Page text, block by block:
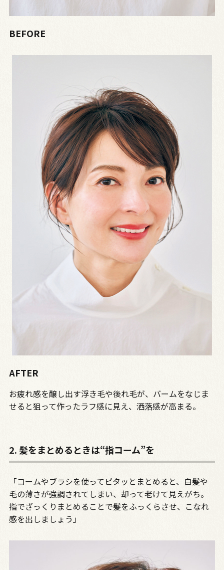
BEFORE
AFTER
お疲れ感を醸し出す浮き毛や後れ毛が、バームをなじま
せると狙って作ったラフ感に見え、洒落感が高まる。
2. 髪をまとめるときは“指コーム”を
「コームやブラシを使ってピタッとまとめると、白髪や
毛の薄さが強調されてしまい、却って老けて見えがち。
指でざっくりまとめることで髪をふっくらさせ、こなれ
感を出しましょう」